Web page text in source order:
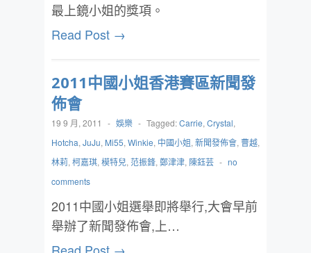
最上鏡小姐的獎項。
Read Post →
2011中國小姐香港賽區新聞發
佈會
19 9 月, 2011 - 娛樂 - Tagged:Carrie, Crystal,
Hotcha, JuJu, Mi55, Winkie, 中國小姐, 新聞發佈會, 曹越,
林莉, 柯嘉琪, 模特兒, 范振鋒, 鄭津津, 陳鈺芸 - no
comments
‎2011中國小姐選舉即將舉行,大會早前
舉辦了新聞發佈會,上…